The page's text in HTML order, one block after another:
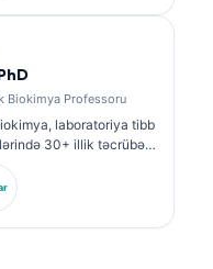
Biokimya Professoru
laboratoriya tibb
30+ illik təcrübə
keçmiş
panel analizi,
və AI ilə